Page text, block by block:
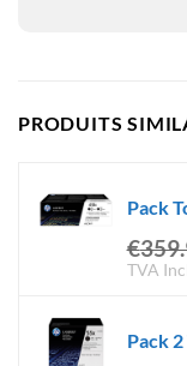
PRODUITS
Pack
€
TVA
Pack